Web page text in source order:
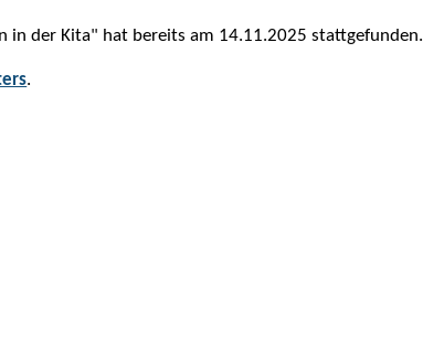
in der Kita" hat bereits am 14.11.2025 stattgefunden.
.